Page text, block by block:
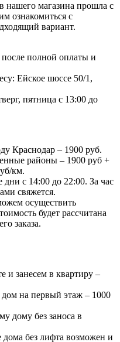
нашего магазина прошла с
ознакомиться с
вариант.
после полной оплаты и
Ейское шоссе 50/1,
пятница с 13:00 до
Краснодар – 1900 руб.
районы – 1900 руб +
км.
дни с 14:00 до 22:00. За час
свяжется.
осуществить
будет рассчитана
заказа.
и занесем в квартиру –
на первый этаж – 1000
дому без заноса в
без лифта возможен и